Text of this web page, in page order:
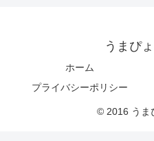
うまぴ
ホーム
プライバシーポリシー
© 2016 うま